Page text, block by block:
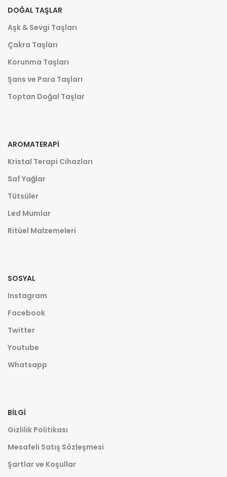
DOĞAL TAŞLAR
Aşk & Sevgi Taşları
Çakra Taşları
Korunma Taşları
Şans ve Para Taşları
Toptan Doğal Taşlar
AROMATERAPI
Kristal Terapi Cihazları
Saf Yağlar
Tütsüler
Led Mumlar
Ritüel Malzemeleri
SOSYAL
Instagram
Facebook
Twitter
Youtube
Whatsapp
BILGI
Gizlilik Politikası
Mesafeli Satış Sözleşmesi
Şartlar ve Koşullar